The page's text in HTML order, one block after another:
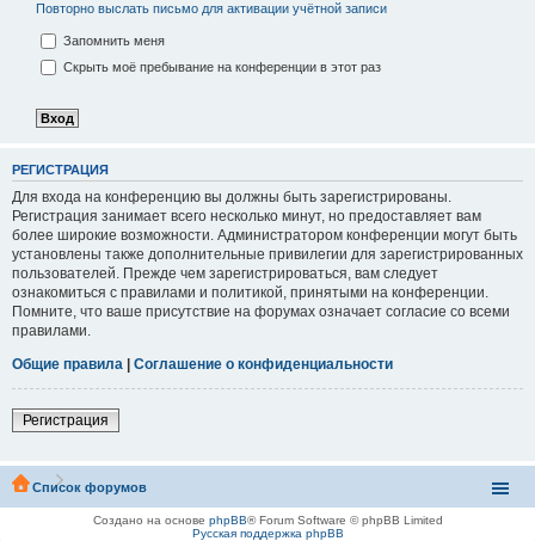
Повторно выслать письмо для активации учётной записи
Запомнить меня
Скрыть моё пребывание на конференции в этот раз
РЕГИСТРАЦИЯ
Для входа на конференцию вы должны быть зарегистрированы.
Регистрация занимает всего несколько минут, но предоставляет вам
более широкие возможности. Администратором конференции могут быть
установлены также дополнительные привилегии для зарегистрированных
пользователей. Прежде чем зарегистрироваться, вам следует
ознакомиться с правилами и политикой, принятыми на конференции.
Помните, что ваше присутствие на форумах означает согласие со всеми
правилами.
Общие правила
Соглашение о конфиденциальности
Регистрация
Список форумов
Создано на основе phpBB® Forum Software © phpBB Limited
Русская поддержка phpBB